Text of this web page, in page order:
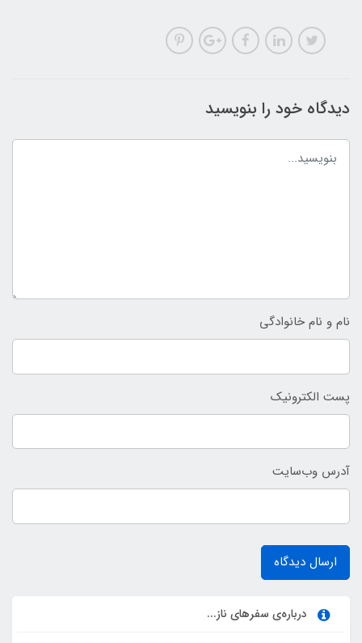
دیدگاه خود را بنویسید
نام و نام خانوادگی
پست الکترونیک
آدرس وب‌سایت
ارسال دیدگاه
درباره‌ی سفرهای ناز...